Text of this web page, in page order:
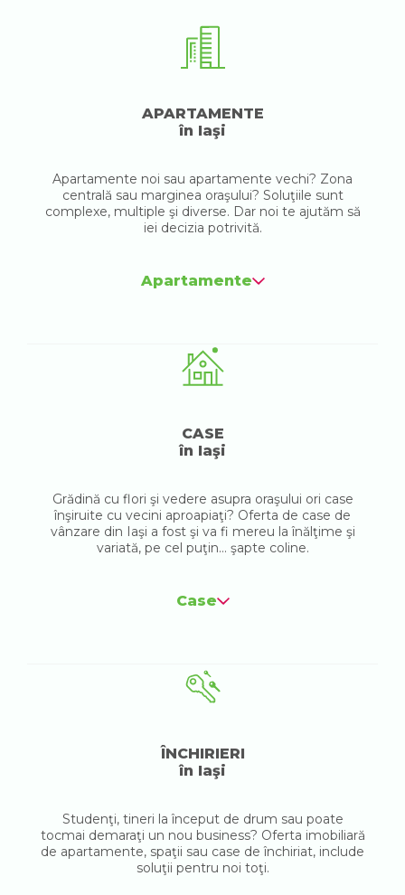
APARTAMENTE
în Iaşi
Apartamente noi sau apartamente vechi? Zona
centrală sau marginea oraşului? Soluţiile sunt
complexe, multiple şi diverse. Dar noi te ajutăm să
iei decizia potrivită.
Apartamente
CASE
în Iaşi
Grădină cu flori şi vedere asupra oraşului ori case
înşiruite cu vecini aproapiaţi? Oferta de case de
vânzare din Iaşi a fost şi va fi mereu la înălţime şi
variată, pe cel puţin... şapte coline.
Case
ÎNCHIRIERI
în Iaşi
Studenţi, tineri la început de drum sau poate
tocmai demaraţi un nou business? Oferta imobiliară
de apartamente, spaţii sau case de închiriat, include
soluţii pentru noi toţi.